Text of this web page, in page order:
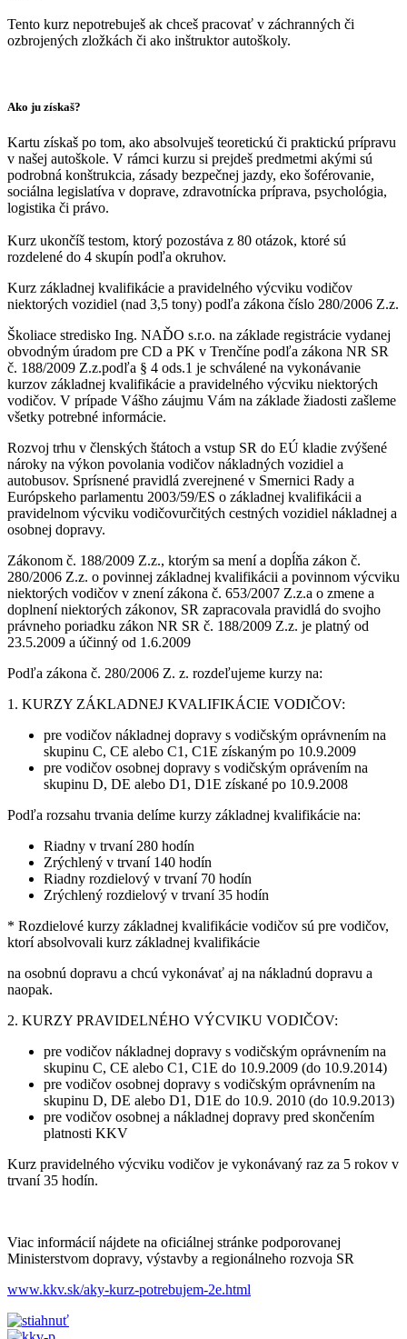
Tento kurz nepotrebuješ ak chceš pracovať v záchranných či
ozbrojených zložkách či ako inštruktor autoškoly.
Ako ju získaš?
Kartu získaš po tom, ako absolvuješ teoretickú či praktickú prípravu
v našej autoškole. V rámci kurzu si prejdeš predmetmi akými sú
podrobná konštrukcia, zásady bezpečnej jazdy, eko šoférovanie,
sociálna legislatíva v doprave, zdravotnícka príprava, psychológia,
logistika či právo.
Kurz ukončíš testom, ktorý pozostáva z 80 otázok, ktoré sú
rozdelené do 4 skupín podľa okruhov.
Kurz základnej kvalifikácie a pravidelného výcviku vodičov
niektorých vozidiel (nad 3,5 tony) podľa zákona číslo 280/2006 Z.z.
Školiace stredisko Ing. NAĎO s.r.o. na základe registrácie vydanej
obvodným úradom pre CD a PK v Trenčíne podľa zákona NR SR
č. 188/2009 Z.z.podľa § 4 ods.1 je schválené na vykonávanie
kurzov základnej kvalifikácie a pravidelného výcviku niektorých
vodičov. V prípade Vášho záujmu Vám na základe žiadosti zašleme
všetky potrebné informácie.
Rozvoj trhu v členských štátoch a vstup SR do EÚ kladie zvýšené
nároky na výkon povolania vodičov nákladných vozidiel a
autobusov. Sprísnené pravidlá zverejnené v Smernici Rady a
Európskeho parlamentu 2003/59/ES o základnej kvalifikácii a
pravidelnom výcviku vodičovurčitých cestných vozidiel nákladnej a
osobnej dopravy.
Zákonom č. 188/2009 Z.z., ktorým sa mení a dopĺňa zákon č.
280/2006 Z.z. o povinnej základnej kvalifikácii a povinnom výcviku
niektorých vodičov v znení zákona č. 653/2007 Z.z.a o zmene a
doplnení niektorých zákonov, SR zapracovala pravidlá do svojho
právneho poriadku zákon NR SR č. 188/2009 Z.z. je platný od
23.5.2009 a účinný od 1.6.2009
Podľa zákona č. 280/2006 Z. z. rozdeľujeme kurzy na:
1. KURZY ZÁKLADNEJ KVALIFIKÁCIE VODIČOV:
pre vodičov nákladnej dopravy s vodičským oprávnením na
skupinu C, CE alebo C1, C1E získaným po 10.9.2009
pre vodičov osobnej dopravy s vodičským oprávením na
skupinu D, DE alebo D1, D1E získané po 10.9.2008
Podľa rozsahu trvania delíme kurzy základnej kvalifikácie na:
Riadny v trvaní 280 hodín
Zrýchlený v trvaní 140 hodín
Riadny rozdielový v trvaní 70 hodín
Zrýchlený rozdielový v trvaní 35 hodín
* Rozdielové kurzy základnej kvalifikácie vodičov sú pre vodičov,
ktorí absolvovali kurz základnej kvalifikácie
na osobnú dopravu a chcú vykonávať aj na nákladnú dopravu a
naopak.
2. KURZY PRAVIDELNÉHO VÝCVIKU VODIČOV:
pre vodičov nákladnej dopravy s vodičským oprávnením na
skupinu C, CE alebo C1, C1E do 10.9.2009 (do 10.9.2014)
pre vodičov osobnej dopravy s vodičským oprávnením na
skupinu D, DE alebo D1, D1E do 10.9. 2010 (do 10.9.2013)
pre vodičov osobnej a nákladnej dopravy pred skončením
platnosti KKV
Kurz pravidelného výcviku vodičov je vykonávaný raz za 5 rokov v
trvaní 35 hodín.
Viac informácií nájdete na oficiálnej stránke podporovanej
Ministerstvom dopravy, výstavby a regionálneho rozvoja SR
www.kkv.sk/aky-kurz-potrebujem-2e.html